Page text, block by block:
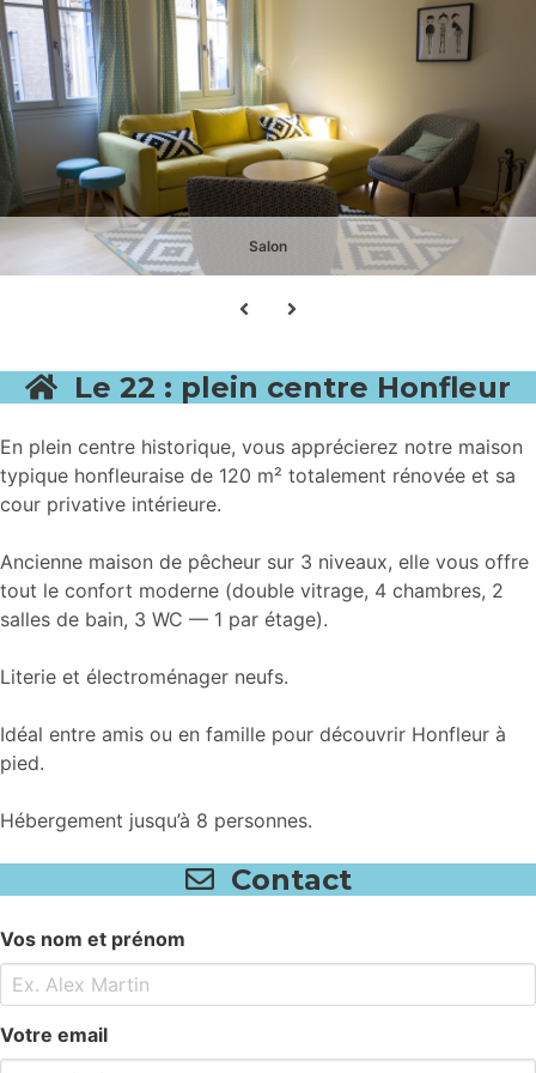
Salon
Le 22 : plein centre Honfleur
En plein centre historique, vous apprécierez notre maison
typique honfleuraise de 120 m² totalement rénovée et sa
cour privative intérieure.
Ancienne maison de pêcheur sur 3 niveaux, elle vous offre
tout le confort moderne (double vitrage, 4 chambres, 2
salles de bain, 3 WC — 1 par étage).
Literie et électroménager neufs.
Idéal entre amis ou en famille pour découvrir Honfleur à
pied.
Hébergement jusqu’à 8 personnes.
Contact
Vos nom et prénom
Votre email